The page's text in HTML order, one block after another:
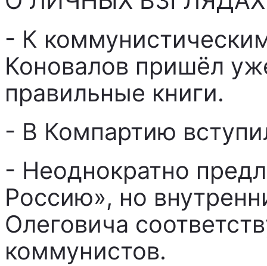
- К
Коновалов пришёл
правильные книги.
- В Компартию
- Неоднократно
Россию», но
Олеговича
коммунистов.